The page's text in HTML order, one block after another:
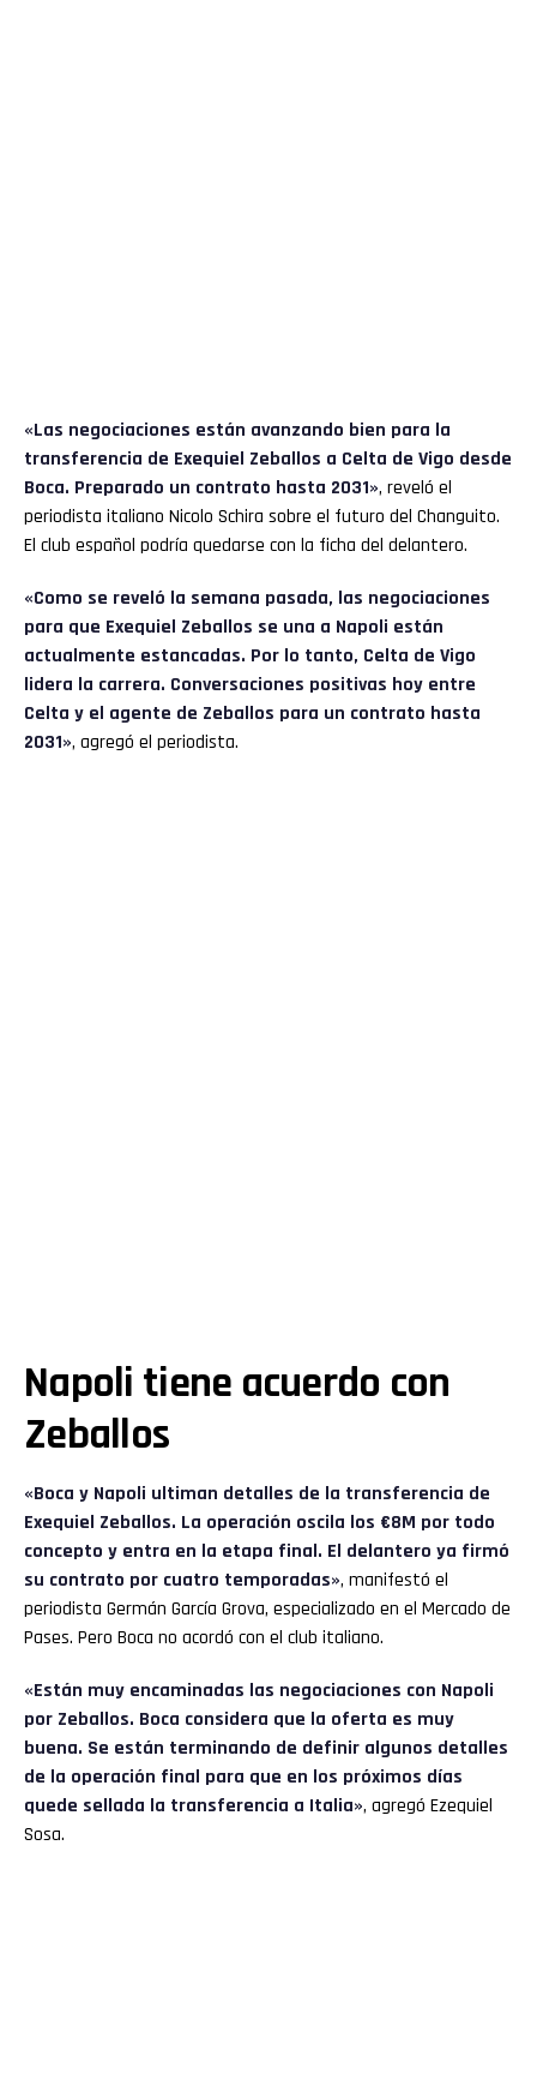
«Las negociaciones están avanzando bien para la
transferencia de Exequiel Zeballos a Celta de Vigo desde
Boca. Preparado un contrato hasta 2031», reveló el
periodista italiano Nicolo Schira sobre el futuro del Changuito.
El club español podría quedarse con la ficha del delantero.
«Como se reveló la semana pasada, las negociaciones
para que Exequiel Zeballos se una a Napoli están
actualmente estancadas. Por lo tanto, Celta de Vigo
lidera la carrera. Conversaciones positivas hoy entre
Celta y el agente de Zeballos para un contrato hasta
2031», agregó el periodista.
Napoli tiene acuerdo con
Zeballos
«Boca y Napoli ultiman detalles de la transferencia de
Exequiel Zeballos. La operación oscila los €8M por todo
concepto y entra en la etapa final. El delantero ya firmó
su contrato por cuatro temporadas», manifestó el
periodista Germán García Grova, especializado en el Mercado de
Pases. Pero Boca no acordó con el club italiano.
«Están muy encaminadas las negociaciones con Napoli
por Zeballos. Boca considera que la oferta es muy
buena. Se están terminando de definir algunos detalles
de la operación final para que en los próximos días
quede sellada la transferencia a Italia», agregó Ezequiel
Sosa.